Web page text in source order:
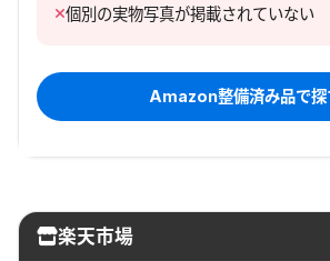
個別の実物写真が掲載されていない
Amazon整備済み品で探
楽天市場